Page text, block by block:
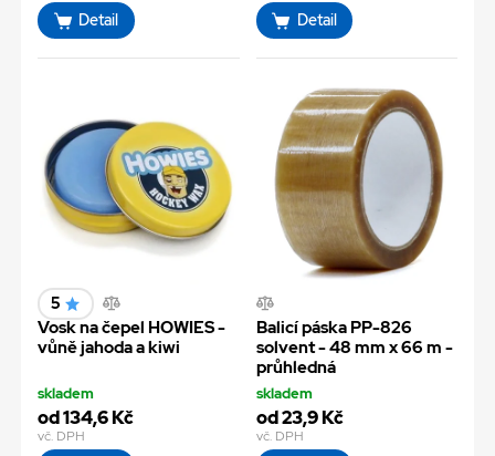
Detail Detail
5
Vosk na čepel HOWIES -
vůně jahoda a kiwi
skladem
od 134,6 Kč
vč. DPH
Balicí páska PP-826
solvent - 48 mm x 66 m -
průhledná
skladem
od 23,9 Kč
vč. DPH